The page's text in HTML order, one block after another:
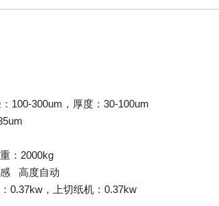
100-300um，厚度：30-100um
：2000kg
高度自动
0.37kw，上切纸机：0.37kw